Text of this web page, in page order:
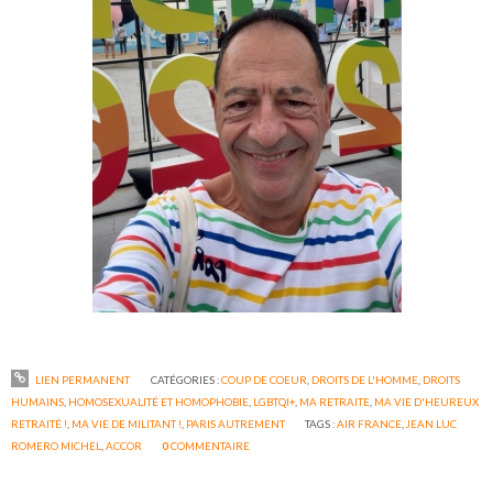
LIEN PERMANENT CATÉGORIES :COUP DE COEUR DROITS DE L'HOMME, DROITS
HUMAINS HOMOSEXUALITÉ ET HOMOPHOBIE LGBTQI+ MA RETRAITE MA VIE D'HEUREUX
RETRAITÉ ! MA VIE DE MILITANT ! PARIS AUTREMENT TAGS :AIR FRANCE JEAN LUC
ROMERO MICHEL ,ACCOR 0COMMENTAIRE